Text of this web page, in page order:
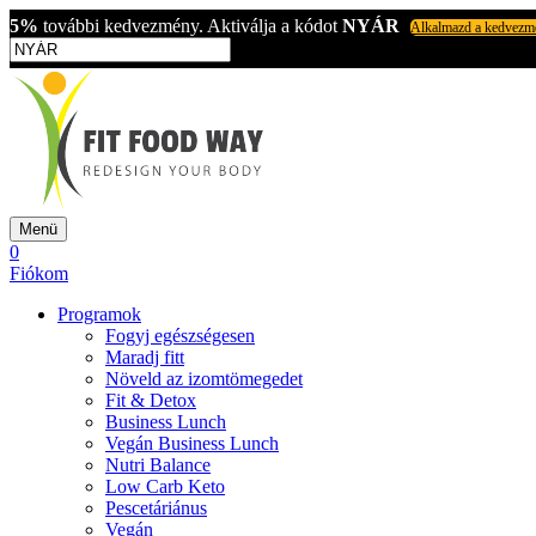
5% további kedvezmény. Aktiválja a kódot NYÁR Alkalmazd a
Menü
0
Fiókom
Programok
Fogyj egészségesen
Maradj fitt
Növeld az izomtömegedet
Fit & Detox
Business Lunch
Vegán Business Lunch
Nutri Balance
Low Carb Keto
Pescetáriánus
Vegán